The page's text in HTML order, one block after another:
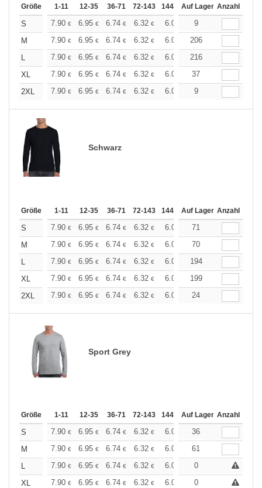
Größe 1-11 12-35 36-71 72-143 144-287 288 + Mehr
Auf Lager Anzahl
S 7.90 € 6.95 € 6.74 € 6.32 € 6.00 5.90
9
M
7.90 € 6.95 € 6.74 € 6.32 € 6.00 5.90
206
L
7.90 € 6.95 € 6.74 € 6.32 € 6.00 5.90
216
XL
7.90 € 6.95 € 6.74 € 6.32 € 6.00 5.90
37
2XL
7.90 € 6.95 € 6.74 € 6.32 € 6.00 5.90
9
Schwarz
Größe 1-11 12-35 36-71 72-143 144-287 288 + Mehr
Auf Lager Anzahl
S 7.90 € 6.95 € 6.74 € 6.32 € 6.00 5.90
71
M
7.90 € 6.95 € 6.74 € 6.32 € 6.00 5.90
70
L
7.90 € 6.95 € 6.74 € 6.32 € 6.00 5.90
194
XL
7.90 € 6.95 € 6.74 € 6.32 € 6.00 5.90
199
2XL
7.90 € 6.95 € 6.74 € 6.32 € 6.00 5.90
24
Sport Grey
Größe 1-11 12-35 36-71 72-143 144-287 288 + Mehr
Auf Lager Anzahl
S 7.90 € 6.95 € 6.74 € 6.32 € 6.00 5.90
36
M
7.90 € 6.95 € 6.74 € 6.32 € 6.00 5.90
61
L
7.90 € 6.95 € 6.74 € 6.32 € 6.00 5.90 +
0
XL
7.90 € 6.95 € 6.74 € 6.32 € 6.00 5.90 +
0